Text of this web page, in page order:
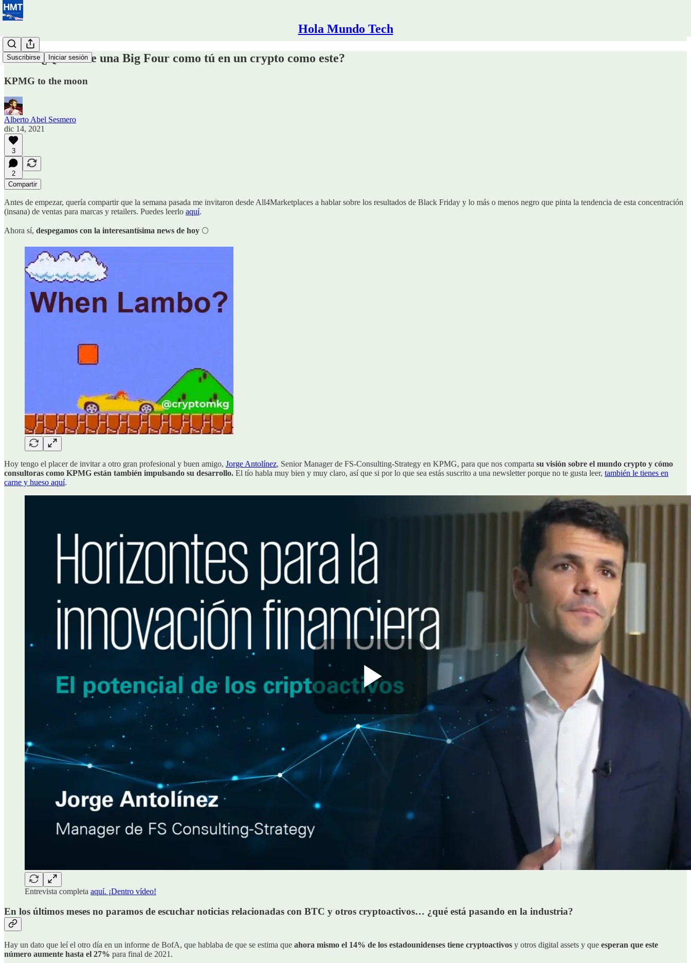
Hola Mundo Tech
Suscribirse Iniciar sesión
#12 💸 ¿Qué hace una Big Four como tú en un crypto como este?
KPMG to the moon
Alberto Abel Sesmero
dic 14, 2021
3
2
Compartir
Antes de empezar, quería compartir que la semana pasada me invitaron desde All4Marketplaces a hablar sobre los resultados de Black Friday y lo más o menos negro que pinta la tendencia de esta concentración
(insana) de ventas para marcas y retailers. Puedes leerlo aquí.
Ahora sí, despegamos con la interesantísima news de hoy 🌕
Hoy tengo el placer de invitar a otro gran profesional y buen amigo, Jorge Antolínez, Senior Manager de FS-Consulting-Strategy en KPMG, para que nos comparta su visión sobre el mundo crypto y cómo
consultoras como KPMG están también impulsando su desarrollo. El tío habla muy bien y muy claro, así que si por lo que sea estás suscrito a una newsletter porque no te gusta leer, también le tienes en
carne y hueso aquí.
Entrevista completa aquí. ¡Dentro vídeo!
En los últimos meses no paramos de escuchar noticias relacionadas con BTC y otros cryptoactivos… ¿qué está pasando en la industria?
Hay un dato que leí el otro día en un informe de BofA, que hablaba de que se estima que ahora mismo el 14% de los estadounidenses tiene cryptoactivos y otros digital assets y que esperan que este
número aumente hasta el 27% para final de 2021.